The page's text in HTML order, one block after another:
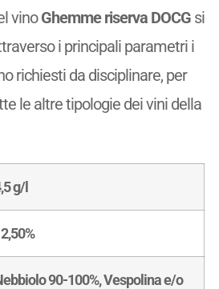
vinoGhemme riserva DOCGsi
i principali parametri i
richiesti da disciplinare, per
le altre tipologie dei vini della
g/l
90-100%, Vespolina e/o